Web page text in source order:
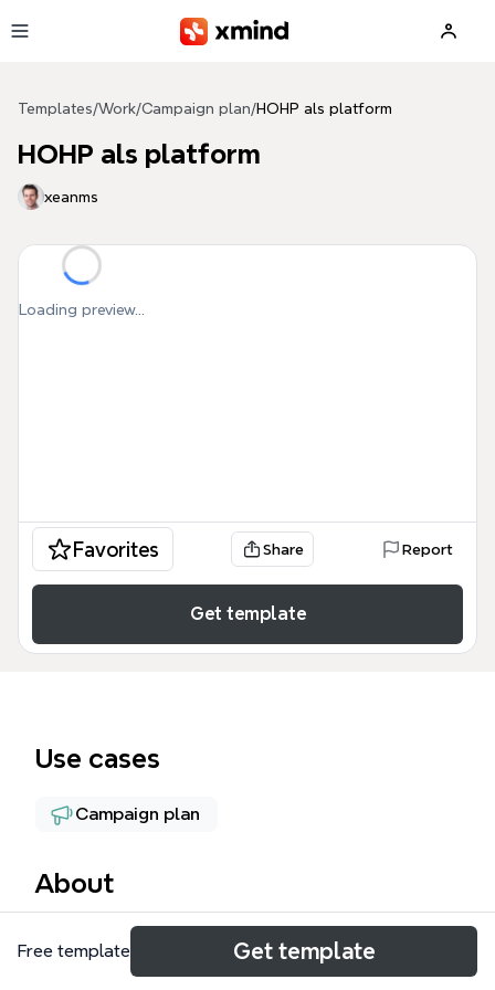
Templates/Work/Campaign plan/HOHP als platform
HOHP als platform
xeanms
Loading preview...
Favorites Share Report
Get template
Use cases
Campaign plan
About
Deze HOHP als platform mind map biedt een
gedetailleerd overzicht van de strategische
Free template Get template